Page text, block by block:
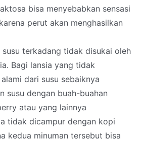
bisa menyebabkan sensasi
perut akan menghasilkan
susu terkadang tidak disukai oleh
Bagi lansia yang tidak
dari susu sebaiknya
susu dengan buah-buahan
atau yang lainnya
tidak dicampur dengan kopi
kedua minuman tersebut bisa